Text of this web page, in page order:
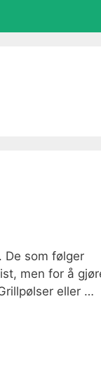
De som følger
men for å
eller …